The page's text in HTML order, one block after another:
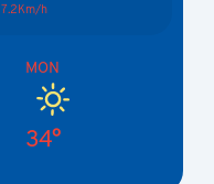
7.2Km/h
MON
34°